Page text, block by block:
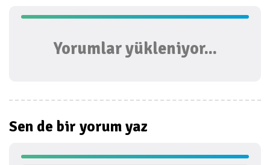
Yorumlar yükleniyor...
Sen de bir yorum yaz